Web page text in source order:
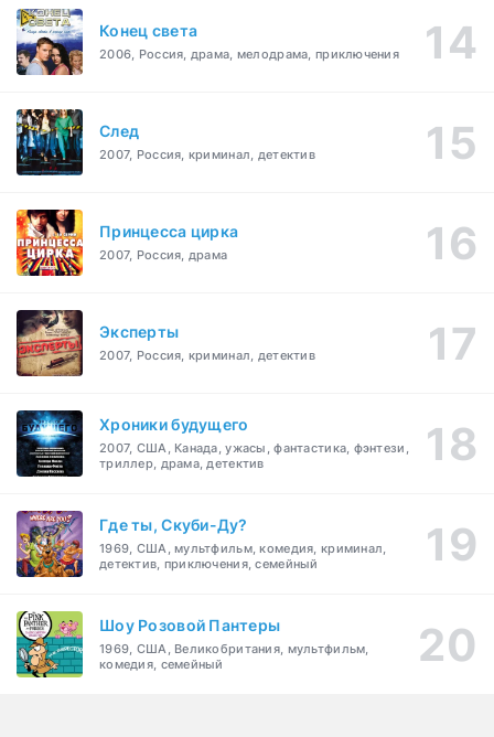
Конец света
2006, Россия, драма, мелодрама, приключения
След
2007, Россия, криминал, детектив
Принцесса цирка
2007, Россия, драма
Эксперты
2007, Россия, криминал, детектив
Хроники будущего
2007, США, Канада, ужасы, фантастика, фэнтези,
триллер, драма, детектив
Где ты, Скуби-Ду?
1969, США, мультфильм, комедия, криминал,
детектив, приключения, семейный
Шоу Розовой Пантеры
1969, США, Великобритания, мультфильм,
комедия, семейный